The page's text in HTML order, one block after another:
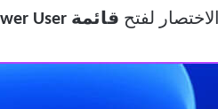
الاختصار لفتح قائمة Power User